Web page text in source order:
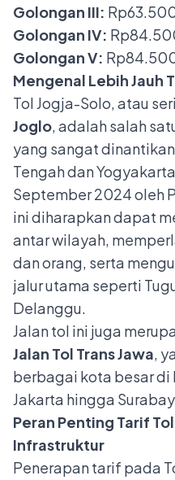
Golongan III:
Golongan IV:
Golongan V:
Mengenal Lebih Jauh
Tol Jogja-Solo, atau
Joglo, adalah salah
yang sangat
Tengah dan
September 2024 oleh
ini diharapkan dapat
antar wilayah,
dan orang, serta
jalur utama seperti
Delanggu.
Jalan tol ini juga
Jalan Tol Trans Jawa,
berbagai kota besar di
Jakarta hingga
Peran Penting Tarif
Infrastruktur
Penerapan tarif pada